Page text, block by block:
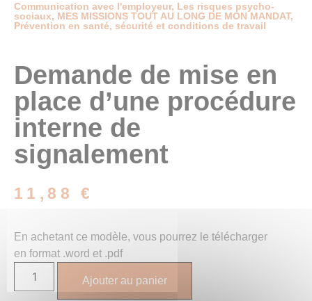
Communication avec l'employeur, Les risques psycho-
sociaux, MES MISSIONS TOUT AU LONG DE MON MANDAT,
Prévention en santé, sécurité et conditions de travail
Demande de mise en
place d’une procédure
interne de
signalement
11,88€
En achetant ce modèle, vous pourrez le télécharger
en format .word et .pdf
Ajouter au panier